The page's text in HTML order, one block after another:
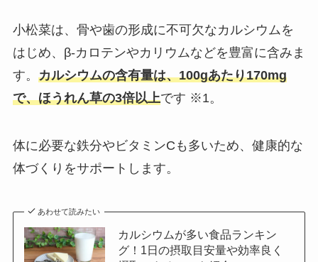
小松菜は、骨や歯の形成に不可欠なカルシウムを
はじめ、β-カロテンやカリウムなどを豊富に含みま
す。 カルシウムの含有量は、100gあたり170mg
で、ほうれん草の3倍以上です ※1。
体に必要な鉄分やビタミンCも多いため、健康的な
体づくりをサポートします。
あわせて読みたい
カルシウムが多い食品ランキン
グ！1日の摂取目安量や効率良く